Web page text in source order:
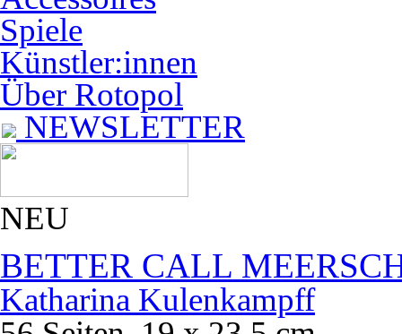
Spiele
Künstler:innen
Über Rotopol
NEWSLETTER
NEU
BETTER CALL
Katharina Kulenkampff